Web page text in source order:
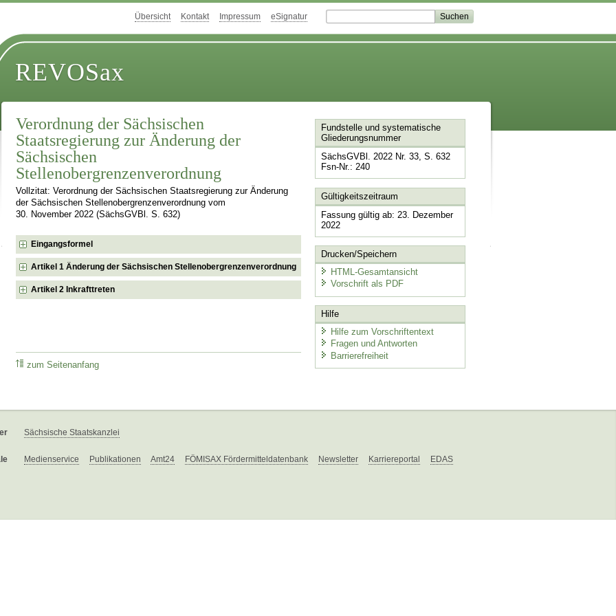
Übersicht Kontakt Impressum eSignatur
REVOSax
Verordnung der Sächsischen
Staatsregierung zur Änderung der
Sächsischen
Stellenobergrenzenverordnung
Vollzitat: Verordnung der Sächsischen Staatsregierung zur Änderung
der Sächsischen Stellenobergrenzenverordnung vom
30. November 2022 (SächsGVBl. S. 632)
Eingangsformel
Artikel 1 Änderung der Sächsischen Stellenobergrenzenverordnung
Artikel 2 Inkrafttreten
zum Seitenanfang
Fundstelle und systematische
Gliederungsnummer
SächsGVBl. 2022 Nr. 33, S. 632
Fsn-Nr.: 240
Gültigkeitszeitraum
Fassung gültig ab: 23. Dezember
2022
Drucken/Speichern
HTML-Gesamtansicht
Vorschrift als PDF
Hilfe
Hilfe zum Vorschriftentext
Fragen und Antworten
Barrierefreiheit
Sächsische Staatskanzlei
Medienservice Publikationen Amt24 FÖMISAX Fördermitteldatenbank Newsletter Karriereportal EDAS